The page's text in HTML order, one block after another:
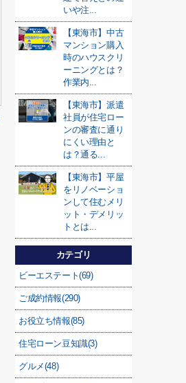
いや注...
【東海市】中古
マンション購入
時のハウスクリ
ーニングとは？
作業内...
【東海市】派遣
社員が住宅ロー
ンの審査に通り
にくい理由と
は？通る...
【東海市】平屋
をリノベーショ
ンして住むメリ
ット・デメリッ
トとは...
カテゴリ
ビーエステート(69)
ご成約情報(290)
お役立ち情報(85)
住宅ローン豆知識(3)
グルメ(48)